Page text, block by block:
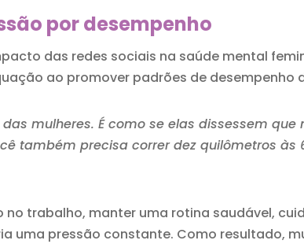
por desempenho
das redes sociais na saúde mental
ao promover padrões de desempenho
mulheres. É como se elas dissessem
também precisa correr dez quilômetros às
no trabalho, manter uma rotina saudável,
uma pressão constante. Como resultado,